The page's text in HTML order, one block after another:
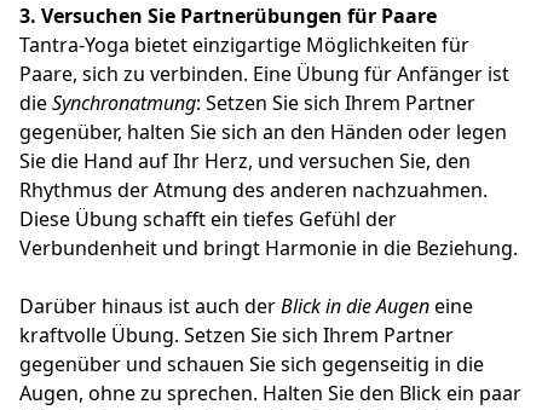
3. Versuchen Sie Partnerübungen für Paare
Tantra-Yoga bietet einzigartige Möglichkeiten für
Paare, sich zu verbinden. Eine Übung für Anfänger ist
dieSynchronatmung: Setzen Sie sich Ihrem Partner
gegenüber, halten Sie sich an den Händen oder legen
Sie die Hand auf Ihr Herz, und versuchen Sie, den
Rhythmus der Atmung des anderen nachzuahmen.
Diese Übung schafft ein tiefes Gefühl der
Verbundenheit und bringt Harmonie in die Beziehung.
Darüber hinaus ist auch derBlick in die Augeneine
kraftvolle Übung. Setzen Sie sich Ihrem Partner
gegenüber und schauen Sie sich gegenseitig in die
Augen, ohne zu sprechen. Halten Sie den Blick ein paar